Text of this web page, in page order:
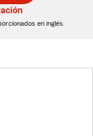
en inglés.